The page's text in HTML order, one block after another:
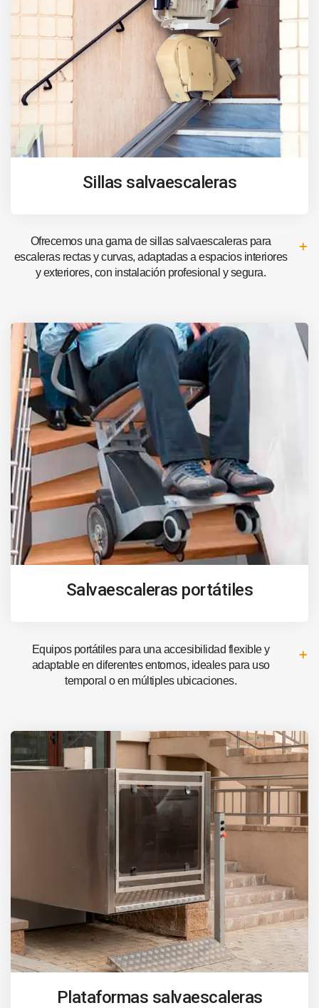
Sillas salvaescaleras
Ofrecemos una gama de sillas salvaescaleras para
escaleras rectas y curvas, adaptadas a espacios interiores
y exteriores, con instalación profesional y segura.
Salvaescaleras portátiles
Equipos portátiles para una accesibilidad flexible y
adaptable en diferentes entornos, ideales para uso
temporal o en múltiples ubicaciones.
Plataformas salvaescaleras